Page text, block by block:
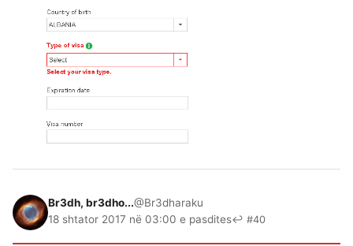
Br3dh, br3dho...@Br3dharaku
18 shtator 2017 në 03:00 e pasdites↩ #40